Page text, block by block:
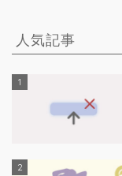
人気記事
1
2